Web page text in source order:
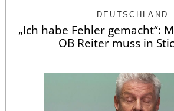
DEUTSCHLAND
„Ich habe Fehler gemacht“:
OB Reiter muss in